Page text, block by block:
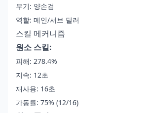
무기: 양손검
역할: 메인/서브 딜러
스킬 메커니즘
원소 스킬:
피해: 278.4%
지속: 12초
재사용: 16초
가동률: 75% (12/16)